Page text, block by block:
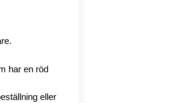
har en röd
eller